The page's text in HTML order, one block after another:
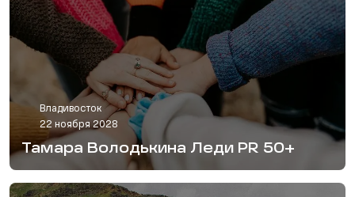
Владивосток
22 ноября 2028
Тамара Володькина Леди PR 50+